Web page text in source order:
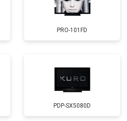
PRO-101FD
PDP-SX5080D